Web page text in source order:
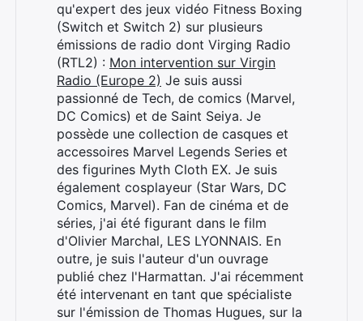
qu'expert des jeux vidéo Fitness Boxing
(Switch et Switch 2) sur plusieurs
émissions de radio dont Virging Radio
(RTL2) : Mon intervention sur Virgin
Radio (Europe 2) Je suis aussi
passionné de Tech, de comics (Marvel,
DC Comics) et de Saint Seiya. Je
possède une collection de casques et
accessoires Marvel Legends Series et
des figurines Myth Cloth EX. Je suis
également cosplayeur (Star Wars, DC
Comics, Marvel). Fan de cinéma et de
séries, j'ai été figurant dans le film
d'Olivier Marchal, LES LYONNAIS. En
outre, je suis l'auteur d'un ouvrage
publié chez l'Harmattan. J'ai récemment
été intervenant en tant que spécialiste
sur l'émission de Thomas Hugues, sur la